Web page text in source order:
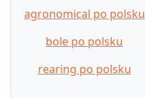
agronomical po polsku
bole po polsku
rearing po polsku